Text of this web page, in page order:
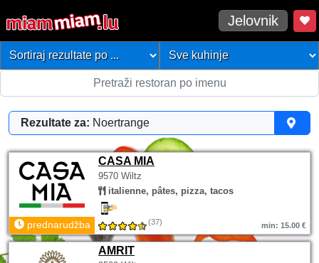
Jelovnik
Rezultate za: Noertrange
CASA MIA
9570 Wiltz
italienne, pâtes, pizza, tacos
prednarudžba (37) min: 15.00 €
AMRIT